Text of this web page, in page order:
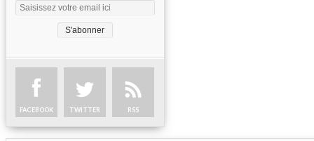
FACEBOOK TWITTER RSS